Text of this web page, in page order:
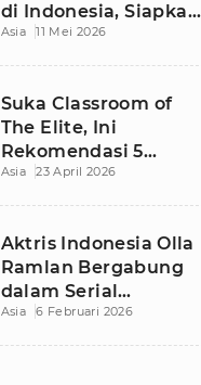
di Indonesia, Siapkan
Imbalan Rp50 Juta
Asia 11 Mei 2026
Suka Classroom of
The Elite, Ini
Rekomendasi 5
Anime yang Wajib
Asia 23 April 2026
Aktris Indonesia Olla
Ramlan Bergabung
dalam Serial
Malaysia 'Walid', Apa
Asia 6 Februari 2026